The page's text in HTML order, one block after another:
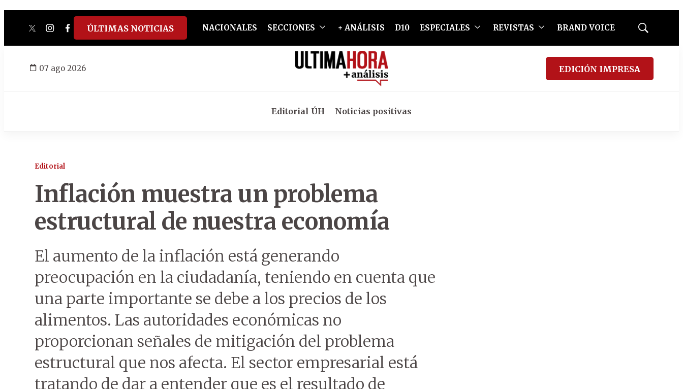
twitterinstagram
facebook
tiktokyoutube
spotify
ÚLTIMAS NOTICIAS NACIONALES SECCIONES + ANÁLISIS D10 ESPECIALES REVISTAS BRAND VOICE
Mostrar
07 ago 2026 EDICIÓN IMPRESA
Editorial ÚH Noticias positivas
Editorial
Inflación muestra un problema
estructural de nuestra economía
El aumento de la inflación está generando
preocupación en la ciudadanía, teniendo en cuenta que
una parte importante se debe a los precios de los
alimentos. Las autoridades económicas no
proporcionan señales de mitigación del problema
estructural que nos afecta. El sector empresarial está
tratando de dar a entender que es el resultado de